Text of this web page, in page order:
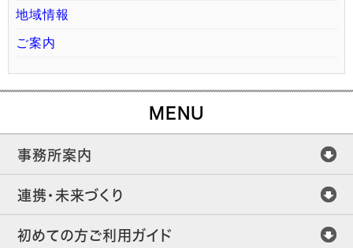
地域情報
ご案内
MENU
事務所案内
連携・未来づくり
初めての方ご利用ガイド